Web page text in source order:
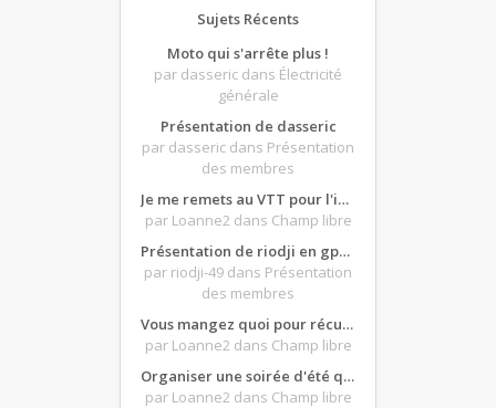
Sujets Récents
Moto qui s'arrête plus !
par dasseric dans Électricité
générale
Présentation de dasseric
par dasseric dans Présentation
des membres
Je me remets au VTT pour l'intersaison, version électrique
par Loanne2 dans Champ libre
Présentation de riodji en gpz500
par riodji-49 dans Présentation
des membres
Vous mangez quoi pour récupérer après une grosse journée de moto ?
par Loanne2 dans Champ libre
Organiser une soirée d'été qui claque : vos bons plans matos ?
par Loanne2 dans Champ libre